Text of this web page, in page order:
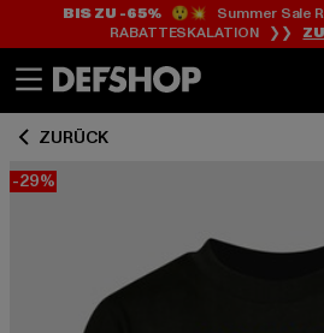
Zum
Inhalt
Zum
BIS ZU -65%😲💥 Summer Sale
RABATTESKALATION ❯❯
ZURÜCK
-29%